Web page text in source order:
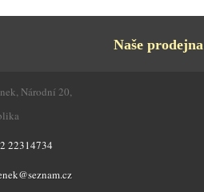
Národní 20,
22314734
Naše prodejna